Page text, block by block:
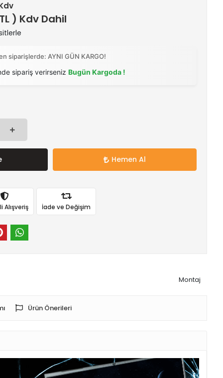
) Kdv Dahil
siparişlerde: AYNI GÜN KARGO!
sipariş verirseniz Bugün Kargoda !
Hemen Al
Alışveriş İade ve Değişim
Montaj
Ürün Önerileri